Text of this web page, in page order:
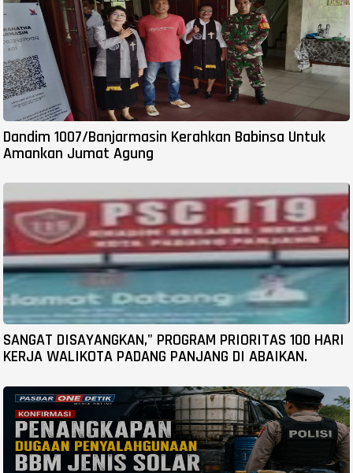
Dandim 1007/Banjarmasin Kerahkan Babinsa Untuk
Amankan Jumat Agung
SANGAT DISAYANGKAN," PROGRAM PRIORITAS 100 HARI
KERJA WALIKOTA PADANG PANJANG DI ABAIKAN.